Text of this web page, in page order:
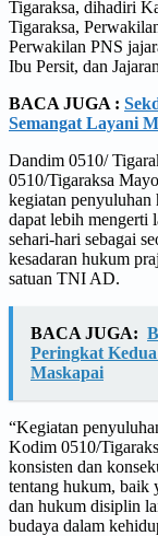
Tigaraksa, dihadiri
Tigaraksa,
Perwakilan PNS
Ibu Persit, dan
BACA JUGA :
Semangat Layani
Dandim 0510/
0510/Tigaraksa
kegiatan
dapat lebih mengerti
sehari-hari sebagai
kesadaran hukum
satuan TNI AD.
BACA JUGA:
Peringkat
Maskapai
“Kegiatan
Kodim 0510/
konsisten dan
tentang hukum,
dan hukum disiplin
budaya dalam